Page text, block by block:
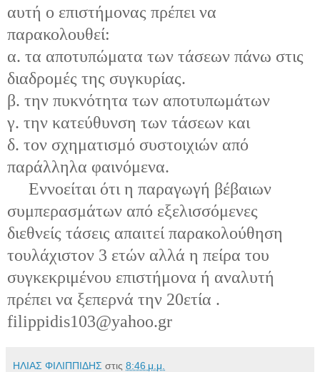
αυτή ο επιστήμονας πρέπει να
παρακολουθεί:
α. τα αποτυπώματα των τάσεων πάνω στις
διαδρομές της συγκυρίας.
β. την πυκνότητα των αποτυπωμάτων
γ. την κατεύθυνση των τάσεων και
δ. τον σχηματισμό συστοιχιών από
παράλληλα φαινόμενα.
Εννοείται ότι η παραγωγή βέβαιων
συμπερασμάτων από εξελισσόμενες
διεθνείς τάσεις απαιτεί παρακολούθηση
τουλάχιστον 3 ετών αλλά η πείρα του
συγκεκριμένου επιστήμονα ή αναλυτή
πρέπει να ξεπερνά την 20ετία .
filippidis103@yahoo.gr
ΗΛΙΑΣ ΦΙΛΙΠΠΙΔΗΣ στις 8:46 μ.μ.